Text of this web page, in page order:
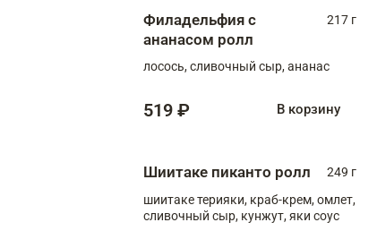
Филадельфия с
ананасом ролл
217 г
лосось, сливочный сыр, ананас
519 ₽ В корзину
Шиитаке пиканто ролл
249 г
шиитаке терияки, краб-крем, омлет,
сливочный сыр, кунжут, яки соус